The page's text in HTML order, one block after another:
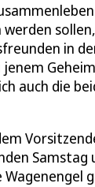
in
jenem
auch die
Samstag